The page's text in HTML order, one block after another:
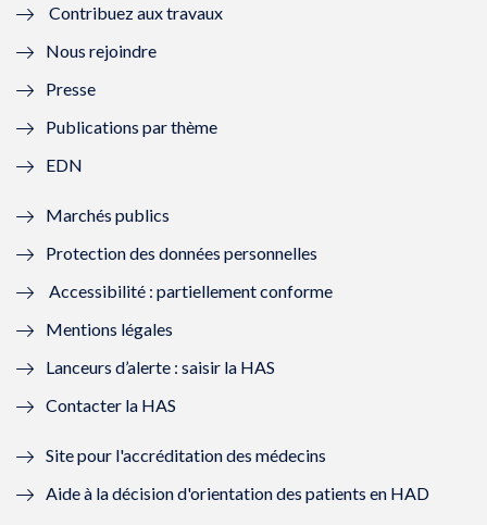
l
l
f
n
ê
t
r
e
)
e
e
n
ê
r
)
ê
t
e
ê
)
Contribuez aux travaux
Nous rejoindre
Presse
Publications par thème
EDN
Marchés publics
Protection des données personnelles
Accessibilité : partiellement conforme
Mentions légales
Lanceurs d’alerte : saisir la HAS
Contacter la HAS
Site pour l'accréditation des médecins
Aide à la décision d'orientation des patients en HAD